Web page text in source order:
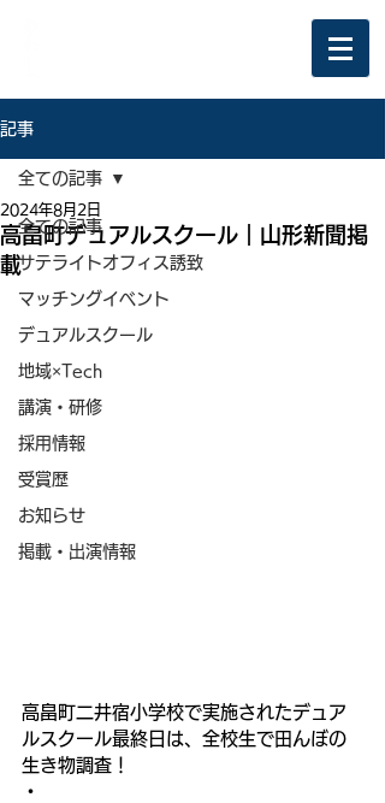
記事
全ての記事
サテライトオフィス誘致
マッチングイベント
デュアルスクール
地域×Tech
講演・研修
採用情報
受賞歴
お知らせ
掲載・出演情報
全ての記事
高畠町デュアルスクール｜山形新聞掲
載
2024年8月2日
高畠町二井宿小学校で実施されたデュア
ルスクール最終日は、全校生で田んぼの
生き物調査！
・